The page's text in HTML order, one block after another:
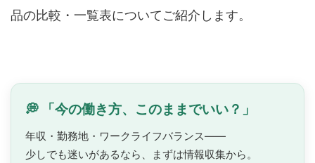
品の比較・一覧表についてご紹介します。
💭 「今の働き方、このままでいい？」
年収・勤務地・ワークライフバランス——
少しでも迷いがあるなら、まずは情報収集から。